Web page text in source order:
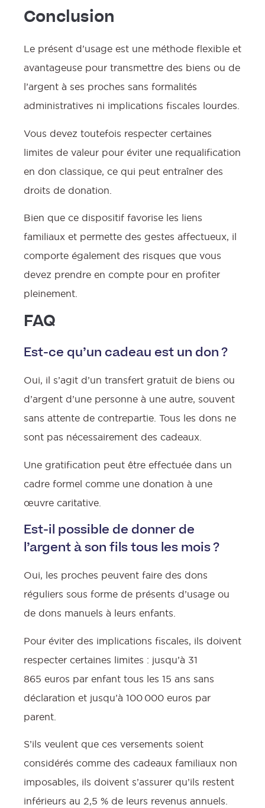
Conclusion
Le présent d’usage est une méthode flexible et
avantageuse pour transmettre des biens ou de
l’argent à ses proches sans formalités
administratives ni implications fiscales lourdes.
Vous devez toutefois respecter certaines
limites de valeur pour éviter une requalification
en don classique, ce qui peut entraîner des
droits de donation.
Bien que ce dispositif favorise les liens
familiaux et permette des gestes affectueux, il
comporte également des risques que vous
devez prendre en compte pour en profiter
pleinement.
FAQ
Est-ce qu’un cadeau est un don ?
Oui, il s’agit d’un transfert gratuit de biens ou
d’argent d’une personne à une autre, souvent
sans attente de contrepartie. Tous les dons ne
sont pas nécessairement des cadeaux.
Une gratification peut être effectuée dans un
cadre formel comme une donation à une
œuvre caritative.
Est-il possible de donner de
l’argent à son fils tous les mois ?
Oui, les proches peuvent faire des dons
réguliers sous forme de présents d’usage ou
de dons manuels à leurs enfants.
Pour éviter des implications fiscales, ils doivent
respecter certaines limites : jusqu’à 31
865 euros par enfant tous les 15 ans sans
déclaration et jusqu’à 100 000 euros par
parent.
S’ils veulent que ces versements soient
considérés comme des cadeaux familiaux non
imposables, ils doivent s’assurer qu’ils restent
inférieurs au 2,5 % de leurs revenus annuels.